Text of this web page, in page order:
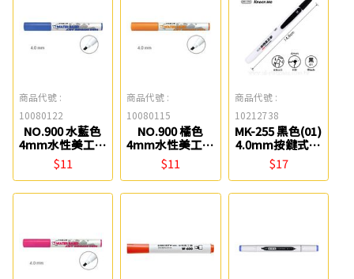
商品代號 :
10080122
NO.900 水藍色
4mm水性美工筆
雄獅
$11
商品代號 :
10080115
NO.900 橘色
4mm水性美工筆
雄獅
$11
商品代號 :
10212738
MK-255 黑色(01)
4.0mm按鍵式美
工筆 SKB
$17